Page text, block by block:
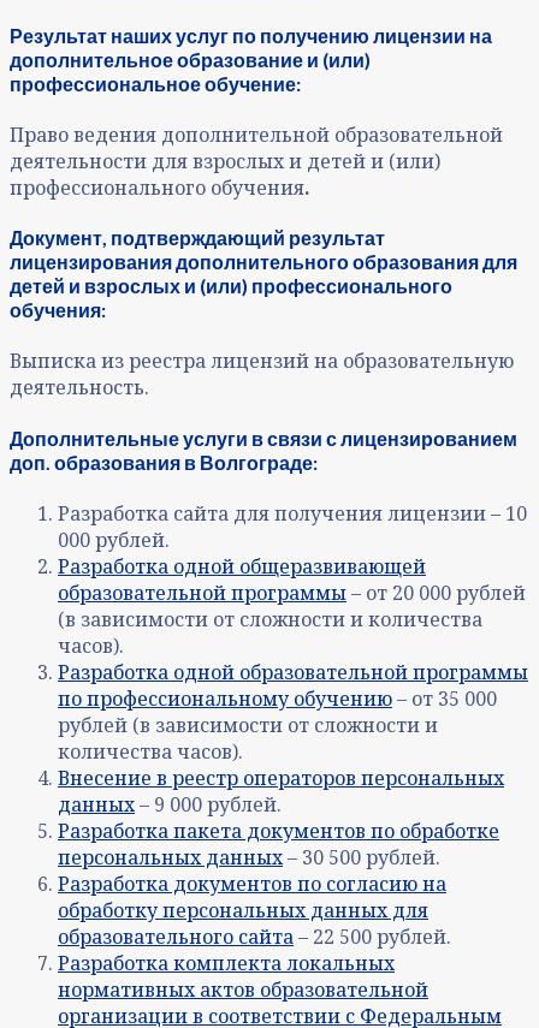
Результат наших услуг по получению лицензии на
дополнительное образование и (или)
профессиональное обучение:
Право ведения дополнительной образовательной
деятельности для взрослых и детей и (или)
профессионального обучения.
Документ, подтверждающий результат
лицензирования дополнительного образования для
детей и взрослых и (или) профессионального
обучения:
Выписка из реестра лицензий на образовательную
деятельность.
Дополнительные услуги в связи с лицензированием
доп. образования в Волгограде:
Разработка сайта для получения лицензии – 10
000 рублей.
Разработка одной общеразвивающей
образовательной программы– от 20 000 рублей
(в зависимости от сложности и количества
часов).
Разработка одной образовательной программы
по профессиональному обучению– от 35 000
рублей (в зависимости от сложности и
количества часов).
Внесение в реестр операторов персональных
данных– 9 000 рублей.
Разработка пакета документов по обработке
персональных данных– 30 500 рублей.
Разработка документов по согласию на
обработку персональных данных для
образовательного сайта– 22 500 рублей.
Разработка комплекта локальных
нормативных актов образовательной
организации в соответствии с Федеральным